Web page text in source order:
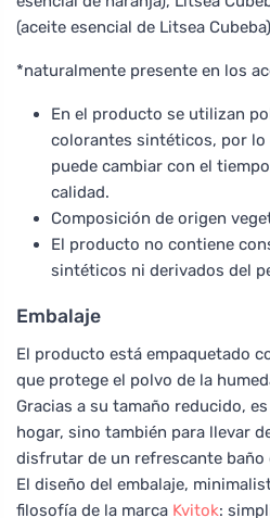
(aceite esencial de Litsea
*naturalmente presente en los
En el producto se utilizan
colorantes sintéticos, por
puede cambiar con el
calidad.
Composición de origen
El producto no contiene
sintéticos ni derivados del
Embalaje
El producto está empaquetado
que protege el polvo de la
Gracias a su tamaño reducido,
hogar, sino también para llevar
disfrutar de un refrescante
El diseño del embalaje,
filosofía de la marca Kvitok: